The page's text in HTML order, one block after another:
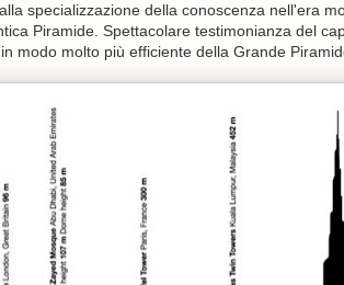
specializzazione della conoscenza nell'era
Piramide. Spettacolare testimonianza del
modo molto più efficiente della Grande